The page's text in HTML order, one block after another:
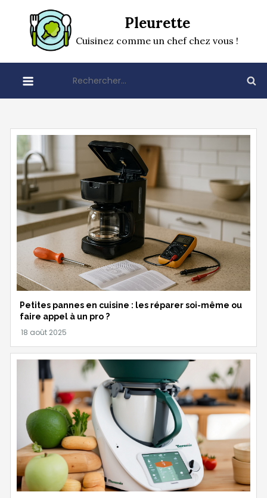
content
Pleurette
Cuisinez comme un chef chez vous !
Petites pannes en cuisine : les réparer soi-même ou
faire appel à un pro ?